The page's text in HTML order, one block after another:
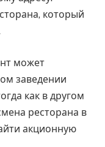
который
может
заведении
как в другом
ресторана в
акционную